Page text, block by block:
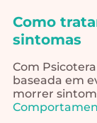
Como
sintomas
Com
baseada em
morrer